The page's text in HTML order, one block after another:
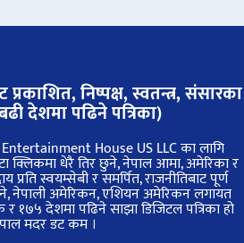
निष्पक्ष, स्वतन्त्र,संसारका
देशमा पढिने पत्रिका)
House US LLC का लागि
क्लिकमा धेरै तिर छुने, नेपाल आमा, अमेरिका र
स्वयम्सेबी र समर्पित, राजनीतिबाट पूर्ण
नेपाली अमेरिकन, एशियन अमेरिकन लगायत
देशमा पढिने साझा डिजिटल पत्रिका हो
मदर डट कम ।